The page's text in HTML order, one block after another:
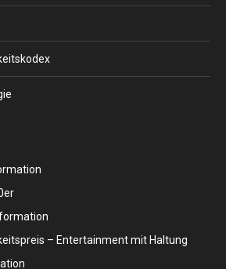
– Entertainment mit Haltung